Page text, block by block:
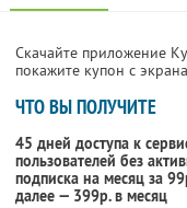
Скачайте приложение
покажите купон с
ЧТО ВЫ ПОЛУЧИТЕ
45 дней доступа к
пользователей без
подписка на месяц за
далее — 399р. в месяц